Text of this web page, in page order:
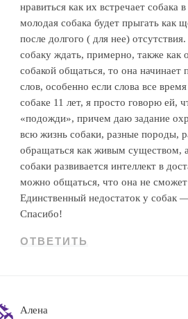
нравиться как их встречает собака
молодая собака будет прыгать как
после долгого ( для нее)
собаку ждать, примерно, также как
собакой общаться, то она начинает
слов, особенно если слова все
собаке 11 лет, я просто говорю ей,
«подожди», причем даю задание
всю жизнь собаки, разные породы,
обращаться как живым существом,
собаки развивается интеллект в
можно общаться, что она не сможет
Единственный недостаток у
Спасибо!
ОТВЕТИТЬ
Алена